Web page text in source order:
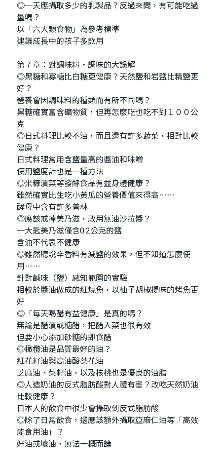
◎一天應攝取多少的乳製品？反過來問，有可能吃過
量嗎？
以「六大類食物」為參考標準
建議成長中的孩子多飲用
第７章：對調味料・調味的大誤解
◎黑糖和寡糖比白糖更健康？天然鹽和岩鹽比精鹽更
好？
營養會因調味料的種類而有所不同嗎？
黑糖確實富含礦物質，但再怎麼吃也吃不到１００公
克
◎日式料理比較不油，而且還有許多蔬菜，相對比較
健康？
日式料理常用含鹽量高的醬油和味噌
使用鹽度計也是一種方法
◎米糠漬菜等發酵食品有益身體健康？
雖然確實比生吃小黃瓜的營養價值來得高⋯⋯
酵母中含有許多普林
◎應該戒掉美乃滋，改用無油沙拉醬？
一大匙美乃滋僅含0.2公克的鹽
含油不代表不健康
◎雖然聽說辛香料有減鹽的效果，但不知道怎麼使
用⋯⋯
針對鹹味（鹽）感知範圍的實驗
相較於醬油做成的紅燒魚，以柚子胡椒提味的烤魚更
好
◎「每天喝醋有益健康」是真的嗎？
無論是醋漬或糖醋，把醋入菜也很有效
但要小心添加砂糖的即食醋
◎橄欖油是品質最好的油？
紅花籽油與高油酸葵花油
芝麻油、菜籽油，以及核桃也是優良的油脂
◎人造奶油的反式脂肪酸對人體有害？改吃天然奶油
比較健康？
日本人的飲食中很少會攝取到反式脂肪酸
◎除了日常飲食，還應該額外攝取亞麻仁油等「高效
能食用油」？
好油或壞油，無法一概而論